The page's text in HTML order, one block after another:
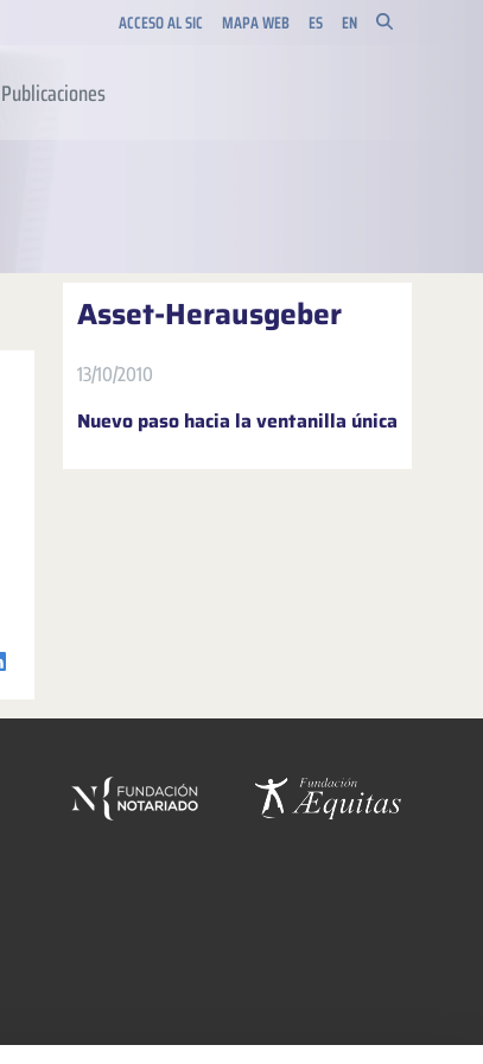
ACCESO AL SIC MAPA WEB ES EN
Publicaciones
Asset-Herausgeber
13/10/2010
Nuevo paso hacia la ventanilla única